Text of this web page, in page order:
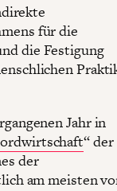
für die
die Festigung
Jahr in
“ der
der
am meisten